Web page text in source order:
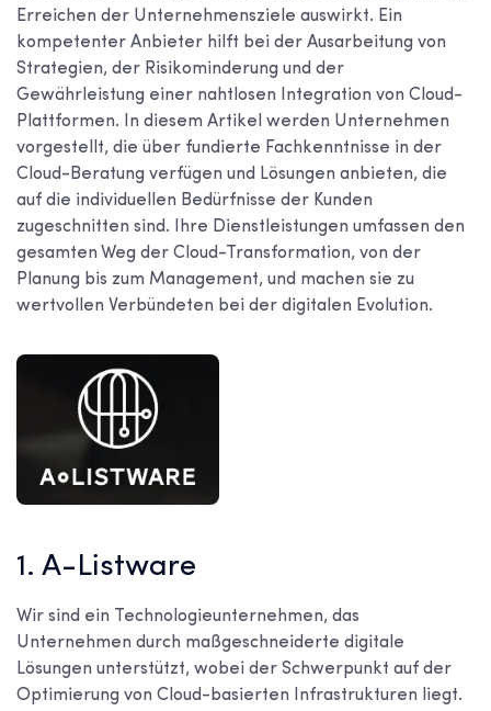
Erreichen der Unternehmensziele auswirkt. Ein
kompetenter Anbieter hilft bei der Ausarbeitung von
Strategien, der Risikominderung und der
Gewährleistung einer nahtlosen Integration von Cloud-
Plattformen. In diesem Artikel werden Unternehmen
vorgestellt, die über fundierte Fachkenntnisse in der
Cloud-Beratung verfügen und Lösungen anbieten, die
auf die individuellen Bedürfnisse der Kunden
zugeschnitten sind. Ihre Dienstleistungen umfassen den
gesamten Weg der Cloud-Transformation, von der
Planung bis zum Management, und machen sie zu
wertvollen Verbündeten bei der digitalen Evolution.
1. A-Listware
Wir sind ein Technologieunternehmen, das
Unternehmen durch maßgeschneiderte digitale
Lösungen unterstützt, wobei der Schwerpunkt auf der
Optimierung von Cloud-basierten Infrastrukturen liegt.